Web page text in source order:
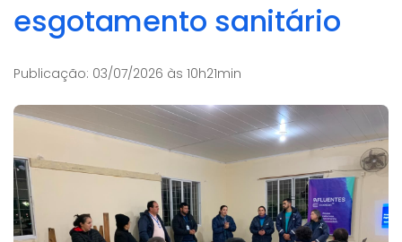
busca
esgotamento sanitário
Publicação: 03/07/2026 às 10h21min